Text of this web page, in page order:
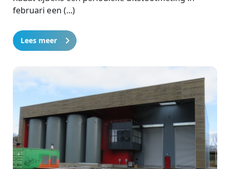
februari een (...)
Lees meer